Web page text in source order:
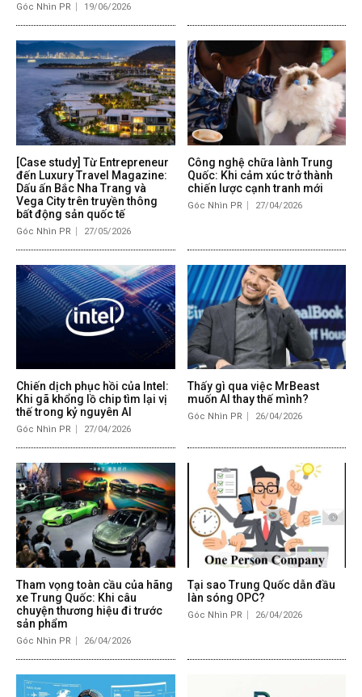
Góc Nhìn PR 19/06/2026
[Case study] Từ Entrepreneur
đến Luxury Travel Magazine:
Dấu ấn Bắc Nha Trang và
Vega City trên truyền thông
bất động sản quốc tế
Góc Nhìn PR 27/05/2026
Công nghệ chữa lành Trung
Quốc: Khi cảm xúc trở thành
chiến lược cạnh tranh mới
Góc Nhìn PR 27/04/2026
Chiến dịch phục hồi của Intel:
Khi gã khổng lồ chip tìm lại vị
thế trong kỷ nguyên AI
Góc Nhìn PR 27/04/2026
Thấy gì qua việc MrBeast
muốn AI thay thế mình?
Góc Nhìn PR 26/04/2026
Tham vọng toàn cầu của hãng
xe Trung Quốc: Khi câu
chuyện thương hiệu đi trước
sản phẩm
Góc Nhìn PR 26/04/2026
Tại sao Trung Quốc dẫn đầu
làn sóng OPC?
Góc Nhìn PR 26/04/2026